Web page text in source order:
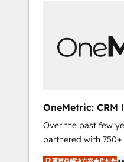
architecture 🔗
integrations 🤖 AI
rely on for scalable
OneMetric: CRM
GTM engineering
Over the past few
partnered with 750+
fintech, healthcare,